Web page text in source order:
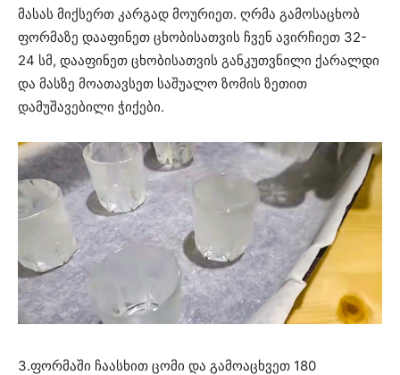
მასას მიქსერთ კარგად მოურიეთ. ღრმა გამოსაცხობ
ფორმაზე დააფინეთ ცხობისათვის ჩვენ ავირჩიეთ 32-
24 სმ, დააფინეთ ცხობისათვის განკუთვნილი ქარალდი
და მასზე მოათავსეთ საშუალო ზომის ზეთით
დამუშავებილი ჭიქები.
3.ფორმაში ჩაასხით ცომი და გამოაცხვეთ 180